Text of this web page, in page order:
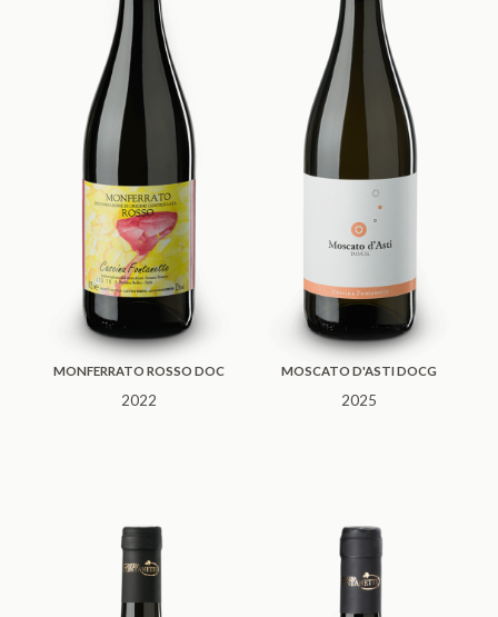
MONFERRATO ROSSO DOC
2022
MOSCATO D'ASTI DOCG
2025